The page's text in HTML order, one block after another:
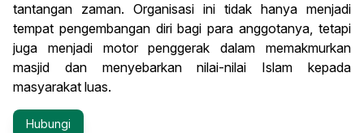
tantangan zaman. Organisasi ini tidak hanya menjadi
tempat pengembangan diri bagi para anggotanya, tetapi
juga menjadi motor penggerak dalam memakmurkan
masjid dan menyebarkan nilai-nilai Islam kepada
masyarakat luas.
Hubungi